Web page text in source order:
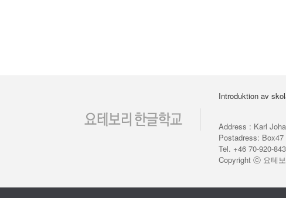
Introduktion av
Address : Karl
Postadress:
Tel. +46 70-920-
Copyright ⓒ 요테